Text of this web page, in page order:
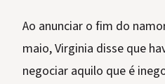
Ao anunciar o fim do
maio, Virginia disse que
negociar aquilo que é